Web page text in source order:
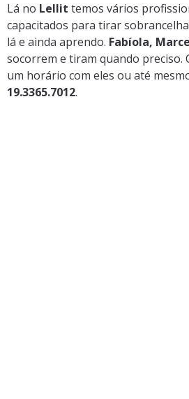
Lá no Lellit temos vários
capacitados para tirar
lá e ainda aprendo. Fabíola,
socorrem e tiram quando preciso.
um horário com eles ou até
19.3365.7012.